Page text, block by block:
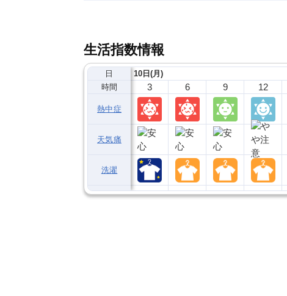
生活指数情報
日
時間
熱中症
天気痛
洗濯
10日(月)
3 6 9 12